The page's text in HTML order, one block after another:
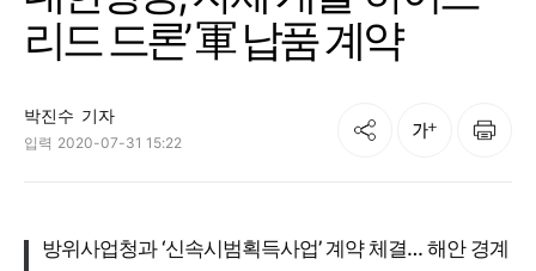
리드 드론’ 軍 납품 계약
박진수 기자
입력 2020-07-31 15:22
공유 글자크기 인쇄
방위사업청과 ‘신속시범획득사업’ 계약 체결… 해안 경계